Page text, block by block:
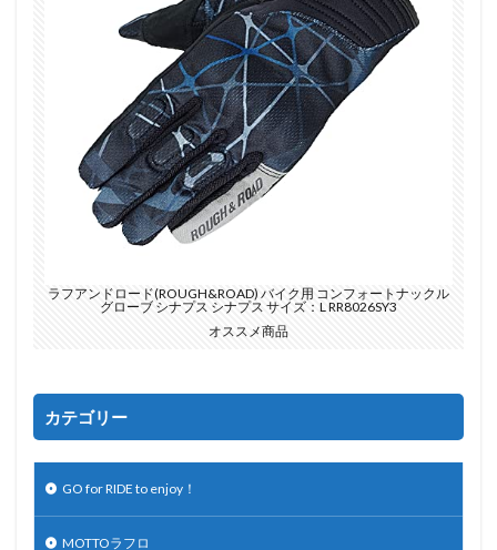
ラフアンドロード(ROUGH&ROAD) バイク用 コンフォートナックル
グローブ シナプス シナプス サイズ：L RR8026SY3
オススメ商品
カテゴリー
GO for RIDE to enjoy！
MOTTOラフロ